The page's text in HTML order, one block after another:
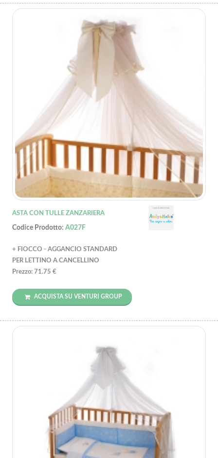
ASTA CON TULLE ZANZARIERA
Codice Prodotto: A027F
+ FIOCCO - AGGANCIO STANDARD
PER LETTINO A CANCELLINO
Prezzo: 71.75 €
ACQUISTA SU VENTURI GROUP